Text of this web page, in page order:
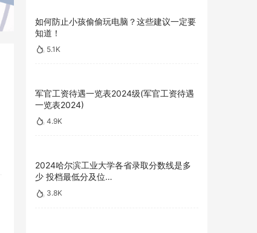
如何防止小孩偷偷玩电脑？这些建议一定要
知道！
5.1K
军官工资待遇一览表2024级(军官工资待遇
一览表2024)
4.9K
2024哈尔滨工业大学各省录取分数线是多
少 投档最低分及位…
3.8K